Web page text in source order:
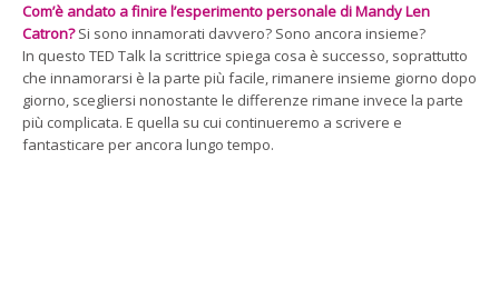
Com’è andato a finire l’esperimento personale di Mandy Len
Catron?Si sono innamorati davvero? Sono ancora insieme?
In questo TED Talk la scrittrice spiega cosa è successo, soprattutto
che innamorarsi è la parte più facile, rimanere insieme giorno dopo
giorno, scegliersi nonostante le differenze rimane invece la parte
più complicata. E quella su cui continueremo a scrivere e
fantasticare per ancora lungo tempo.